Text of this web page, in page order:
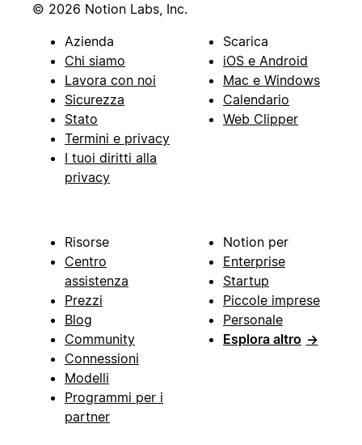
© 2026 Notion Labs, Inc.
Azienda
Chi siamo
Lavora con noi
Sicurezza
Stato
Termini e privacy
I tuoi diritti alla
privacy
Scarica
iOS e Android
Mac e Windows
Calendario
Web Clipper
Risorse
Centro
assistenza
Prezzi
Blog
Community
Connessioni
Modelli
Programmi per i
partner
Notion per
Enterprise
Startup
Piccole imprese
Personale
Esplora altro →